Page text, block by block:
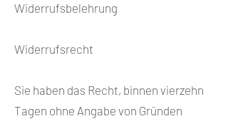
Widerrufsbelehrung
Widerrufsrecht
Sie haben das Recht, binnen vierzehn
Tagen ohne Angabe von Gründen